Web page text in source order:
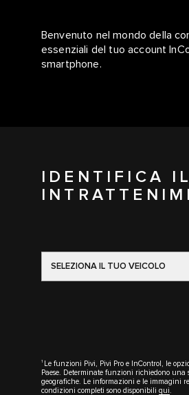
Benvenuto nel mondo della
essenziali del tuo account
smartphone.
IDENTIFICA
SELEZIONA IL TUO VEICOLO
1
Le funzioni Pivi, Pivi Pro e InControl, le
Paese. Determinate funzioni richiedono
geografiche. Le informazioni e le immagini
condizioni completi sono disponibili qui